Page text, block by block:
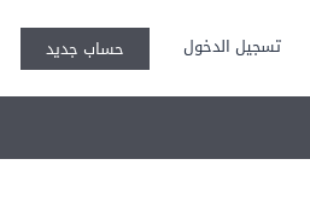
تسجيل الدخول حساب جديد